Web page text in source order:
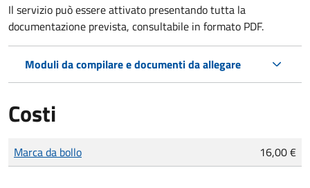
Il servizio può essere attivato presentando tutta la
documentazione prevista, consultabile in formato PDF.
Moduli da compilare e documenti da allegare
Costi
Tipo di pagamento
Importo
Marca da bollo 16,00 €